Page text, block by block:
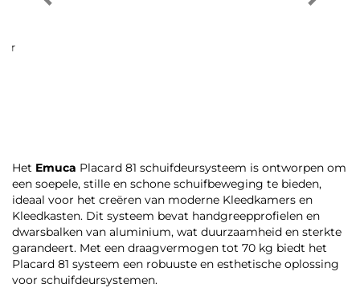
Het Emuca Placard 81 schuifdeursysteem is ontworpen om
een soepele, stille en schone schuifbeweging te bieden,
ideaal voor het creëren van moderne Kleedkamers en
Kleedkasten. Dit systeem bevat handgreepprofielen en
dwarsbalken van aluminium, wat duurzaamheid en sterkte
garandeert. Met een draagvermogen tot 70 kg biedt het
Placard 81 systeem een robuuste en esthetische oplossing
voor schuifdeursystemen.